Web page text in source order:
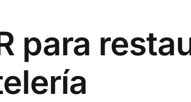
para